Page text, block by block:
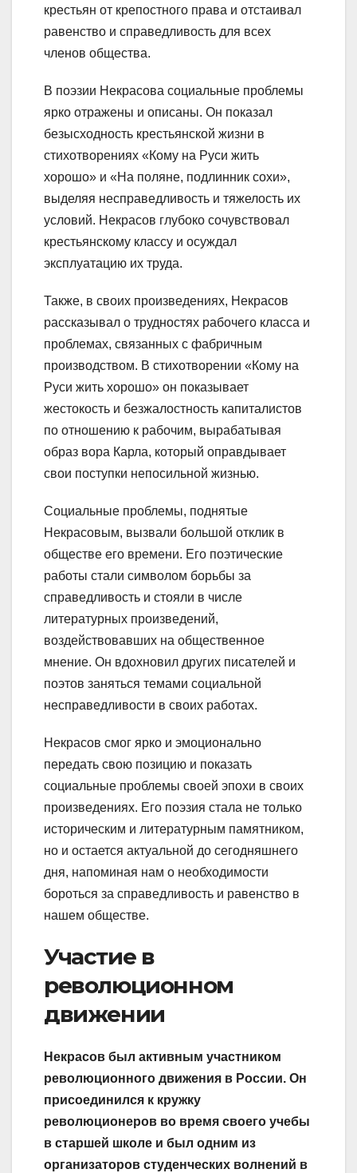
крестьян от крепостного права и отстаивал
равенство и справедливость для всех
членов общества.
В поэзии Некрасова социальные проблемы
ярко отражены и описаны. Он показал
безысходность крестьянской жизни в
стихотворениях «Кому на Руси жить
хорошо» и «На поляне, подлинник сохи»,
выделяя несправедливость и тяжелость их
условий. Некрасов глубоко сочувствовал
крестьянскому классу и осуждал
эксплуатацию их труда.
Также, в своих произведениях, Некрасов
рассказывал о трудностях рабочего класса и
проблемах, связанных с фабричным
производством. В стихотворении «Кому на
Руси жить хорошо» он показывает
жестокость и безжалостность капиталистов
по отношению к рабочим, вырабатывая
образ вора Карла, который оправдывает
свои поступки непосильной жизнью.
Социальные проблемы, поднятые
Некрасовым, вызвали большой отклик в
обществе его времени. Его поэтические
работы стали символом борьбы за
справедливость и стояли в числе
литературных произведений,
воздействовавших на общественное
мнение. Он вдохновил других писателей и
поэтов заняться темами социальной
несправедливости в своих работах.
Некрасов смог ярко и эмоционально
передать свою позицию и показать
социальные проблемы своей эпохи в своих
произведениях. Его поэзия стала не только
историческим и литературным памятником,
но и остается актуальной до сегодняшнего
дня, напоминая нам о необходимости
бороться за справедливость и равенство в
нашем обществе.
Участие в
революционном
движении
Некрасов был активным участником
революционного движения в России. Он
присоединился к кружку
революционеров во время своего учебы
в старшей школе и был одним из
организаторов студенческих волнений в